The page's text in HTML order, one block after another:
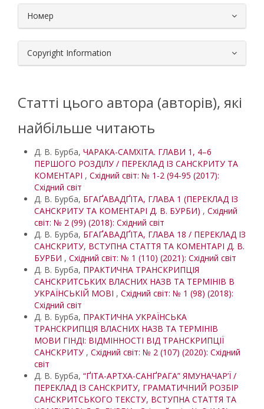
Номер
Copyright Information
Статті цього автора (авторів), які
найбільше читають
Д. В. Бурба, ЧАРАКА-САМХІТА. ГЛАВИ 1, 4–6
ПЕРШОГО РОЗДІЛУ / ПЕРЕКЛАД ІЗ САНСКРИТУ ТА
КОМЕНТАРІ , Східний світ: № 1-2 (94-95 (2017):
Східний світ
Д. В. Бурба, БГАҐАВАДҐІТА, ГЛАВА 1 (ПЕРЕКЛАД ІЗ
САНСКРИТУ ТА КОМЕНТАРІ Д. В. БУРБИ) , Східний
світ: № 2 (99) (2018): Східний світ
Д. В. Бурба, БГАҐАВАДҐІТА, ГЛАВА 18 / ПЕРЕКЛАД ІЗ
САНСКРИТУ, ВСТУПНА СТАТТЯ ТА КОМЕНТАРІ Д. В.
БУРБИ , Східний світ: № 1 (110) (2021): Східний світ
Д. В. Бурба, ПРАКТИЧНА ТРАНСКРИПЦІЯ
САНСКРИТСЬКИХ ВЛАСНИХ НАЗВ ТА ТЕРМІНІВ В
УКРАЇНСЬКІЙ МОВІ , Східний світ: № 1 (98) (2018):
Східний світ
Д. В. Бурба, ПРАКТИЧНА УКРАЇНСЬКА
ТРАНСКРИПЦІЯ ВЛАСНИХ НАЗВ ТА ТЕРМІНІВ
МОВИ ГІНДІ: ВІДМІННОСТІ ВІД ТРАНСКРИПЦІЇ
САНСКРИТУ , Східний світ: № 2 (107) (2020): Східний
світ
Д. В. Бурба, “ҐІТА-АРТХА-САНҐРАГА” ЯМУНАЧАР’Ї /
ПЕРЕКЛАД ІЗ САНСКРИТУ, ГРАМАТИЧНИЙ РОЗБІР
САНСКРИТСЬКОГО ТЕКСТУ, ВСТУПНА СТАТТЯ ТА